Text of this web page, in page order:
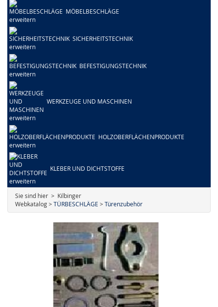
MÖBELBESCHLÄGE
SICHERHEITSTECHNIK
BEFESTIGUNGSTECHNIK
WERKZEUGE UND MASCHINEN
HOLZOBERFLÄCHENPRODUKTE
KLEBER UND DICHTSTOFFE
Sie sind hier > Kilbinger
Webkatalog >TÜRBESCHLÄGE >Türenzubehör